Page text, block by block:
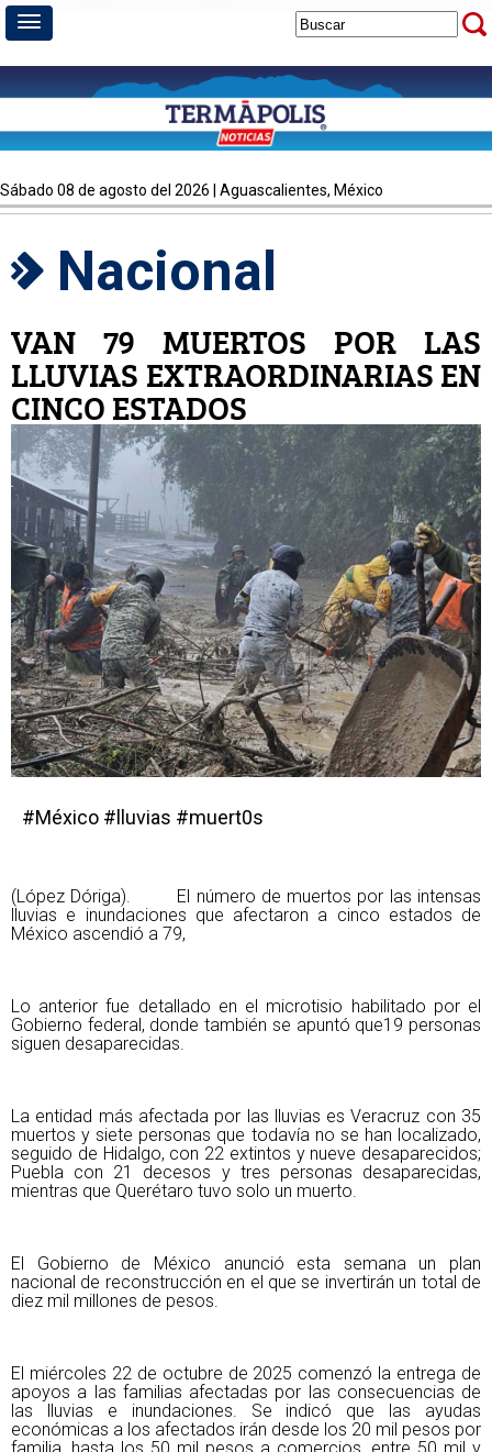
sábado 08 de agosto del 2026 | Aguascalientes, México
Nacional
VAN 79 MUERTOS POR LAS
LLUVIAS EXTRAORDINARIAS EN
CINCO ESTADOS
#México #lluvias #muert0s
(López Dóriga). El número de muertos por las intensas
lluvias e inundaciones que afectaron a cinco estados de
México ascendió a 79,
Lo anterior fue detallado en el microtisio habilitado por el
Gobierno federal, donde también se apuntó que19 personas
siguen desaparecidas.
La entidad más afectada por las lluvias es Veracruz con 35
muertos y siete personas que todavía no se han localizado,
seguido de Hidalgo, con 22 extintos y nueve desaparecidos;
Puebla con 21 decesos y tres personas desaparecidas,
mientras que Querétaro tuvo solo un muerto.
El Gobierno de México anunció esta semana un plan
nacional de reconstrucción en el que se invertirán un total de
diez mil millones de pesos.
El miércoles 22 de octubre de 2025 comenzó la entrega de
apoyos a las familias afectadas por las consecuencias de
las lluvias e inundaciones. Se indicó que las ayudas
económicas a los afectados irán desde los 20 mil pesos por